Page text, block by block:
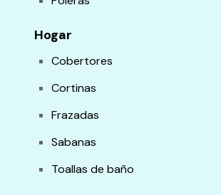
Hogar
Cobertores
Cortinas
Frazadas
Sabanas
Toallas de baño